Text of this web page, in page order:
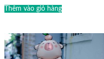
Thêm vào giỏ hàng